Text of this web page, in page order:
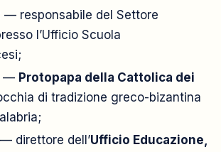
— responsabile del Settore
l’Ufficio Scuola
— Protopapa della Cattolica dei
di tradizione greco-bizantina
direttore dell’Ufficio Educazione,